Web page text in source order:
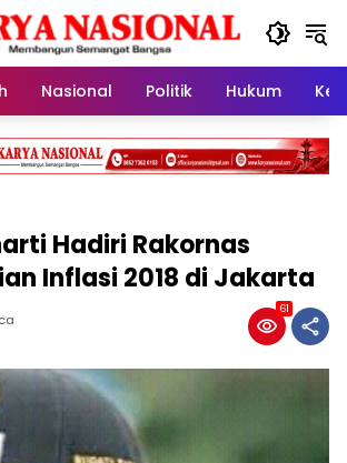
Nasional Politik Hukum
Hadiri Rakornas
Inflasi 2018 di Jakarta
61